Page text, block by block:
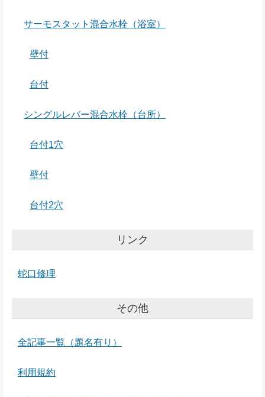
サーモスタット混合水栓（浴室）
壁付
台付
シングルレバー混合水栓（台所）
台付1穴
壁付
台付2穴
リンク
蛇口修理
その他
全記事一覧（題名有り）
利用規約